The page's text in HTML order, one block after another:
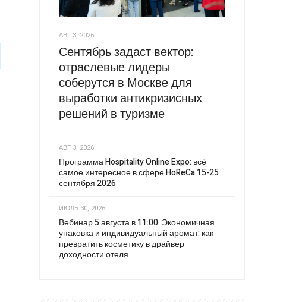
АВГ 3, 2026
Сентябрь задаст вектор:
отраслевые лидеры
соберутся в Москве для
выработки антикризисных
решений в туризме
АВГ 3, 2026
Программа Hospitality Online Expo: всё
самое интересное в сфере HoReCa 15-25
сентября 2026
ИЮЛЬ 30, 2026
Вебинар 5 августа в 11:00: Экономичная
упаковка и индивидуальный аромат: как
превратить косметику в драйвер
доходности отеля